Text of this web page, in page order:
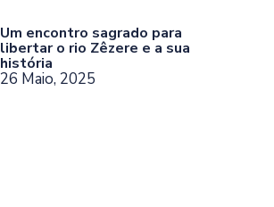
Um encontro sagrado para
libertar o rio Zêzere e a sua
história
26 Maio, 2025